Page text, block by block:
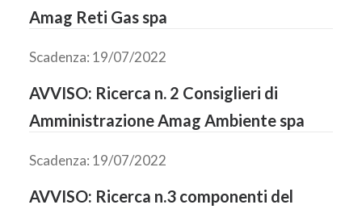
Amag Reti Gas spa
Scadenza: 19/07/2022
AVVISO: Ricerca n. 2 Consiglieri di
Amministrazione Amag Ambiente spa
Scadenza: 19/07/2022
AVVISO: Ricerca n.3 componenti del